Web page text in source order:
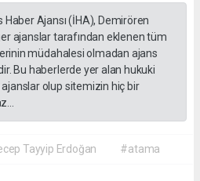
Ajansı (İHA), Demirören
ajanslar tarafından eklenen tüm
müdahalesi olmadan ajans
Bu haberlerde yer alan hukuki
olup sitemizin hiç bir
Tayyip Erdoğan #atama